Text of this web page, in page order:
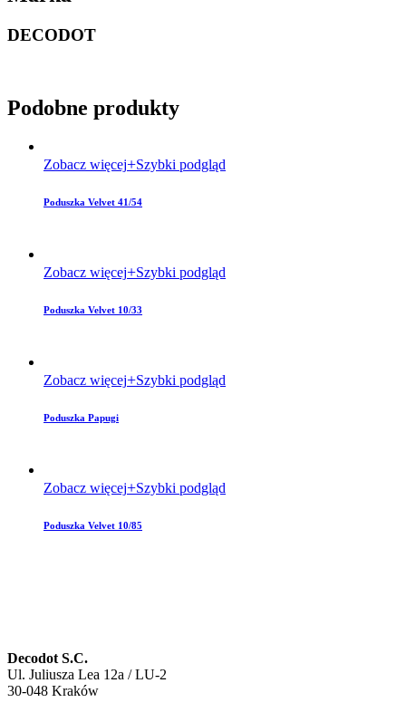
DECODOT
Podobne produkty
Zobacz więcej Szybki podgląd
Poduszka Velvet 41/54
Zobacz więcej Szybki podgląd
Poduszka Velvet 10/33
Zobacz więcej Szybki podgląd
Poduszka Papugi
Zobacz więcej Szybki podgląd
Poduszka Velvet 10/85
Decodot S.C.
Ul. Juliusza Lea 12a / LU-2
30-048 Kraków